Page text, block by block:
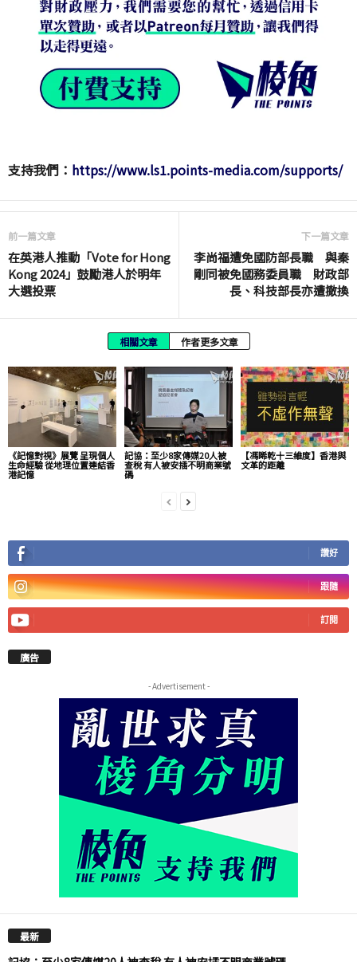
支持我們： https://www.ls1.points-media.com/supports/
前一篇文章
在英港人推動「Vote for Hong
Kong 2024」鼓勵港人於明年
大選投票
下一篇文章
李尚福遭免國防部長職 與秦
剛同被免國務委員職 財政部
長、科技部長亦遭撤換
相關文章 作者更多文章
《記憶對視》展覽 呈現個人
生命經驗 從地理位置連結香
港記憶
記協：至少8家傳媒20人被
查稅 有人被安插不明商業號
碼
【馮睎乾十三維度】香港與
文革的距離
讚好
跟隨
訂閱
廣告
- Advertisement -
最新